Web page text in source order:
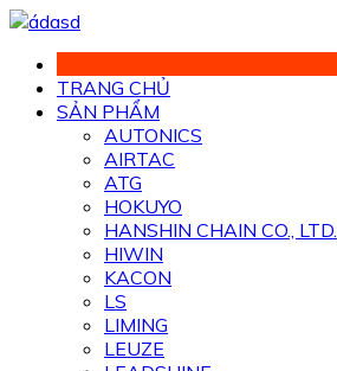
Chuyển
phần
dung
TRANG CHỦ
SẢN PHẨM
AUTONICS
AIRTAC
ATG
HOKUYO
HANSHIN CHAIN CO., LTD.
HIWIN
KACON
LS
LIMING
LEUZE